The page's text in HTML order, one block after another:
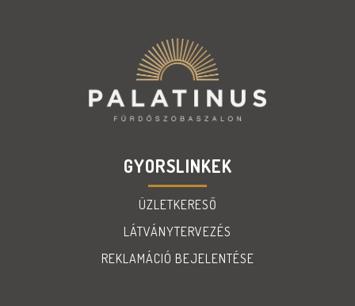
GYORSLINKEK
ÜZLETKERESŐ
LÁTVÁNYTERVEZÉS
REKLAMÁCIÓ BEJELENTÉSE